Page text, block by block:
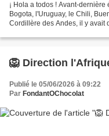
¡ Hola a todos ! Avant-
Bogota, l'Uruguay, le Chili,
Cordillère des Andes, il y avait
🦁 Direction
Publié le 05/06/2026 à 09:22
Par FondantOChocolat